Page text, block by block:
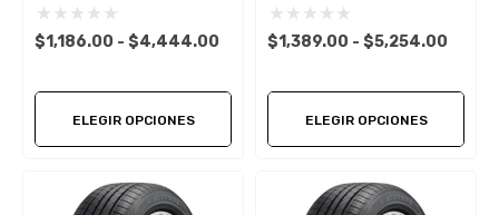
$1,186.00 - $4,444.00
ELEGIR OPCIONES
$1,389.00 - $5,254.00
ELEGIR OPCIONES